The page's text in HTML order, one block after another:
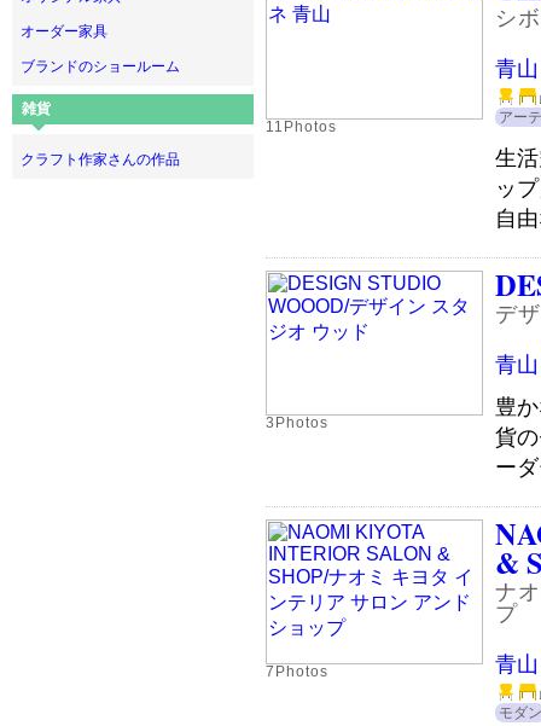
オーダー家具
ブランドのショールーム
雑貨
クラフト作家さんの作品
11Photos
シ
青
アー
生
ッ
自
3Photos
デ
青
豊
貨
ー
7Photos
&
ナ
プ
青
モダン